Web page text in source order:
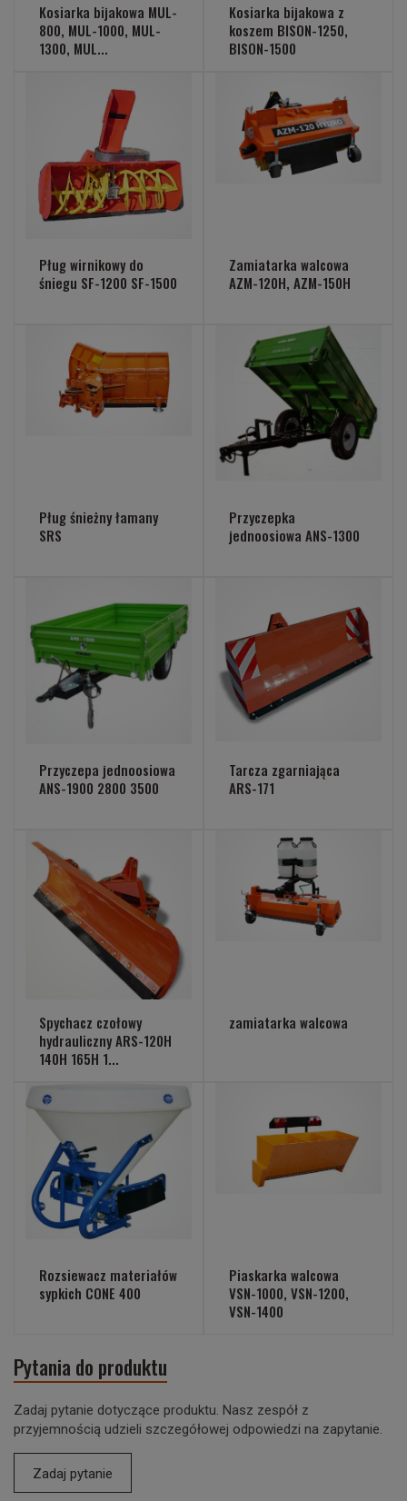
Kosiarka bijakowa MUL-
800, MUL-1000, MUL-
1300, MUL...
Kosiarka bijakowa z
koszem BISON-1250,
BISON-1500
Pług wirnikowy do
śniegu SF-1200 SF-1500
Zamiatarka walcowa
AZM-120H, AZM-150H
Pług śnieżny łamany
SRS
Przyczepka
jednoosiowa ANS-1300
Przyczepa jednoosiowa
ANS-1900 2800 3500
Tarcza zgarniająca
ARS-171
Spychacz czołowy
hydrauliczny ARS-120H
140H 165H 1...
zamiatarka walcowa
Rozsiewacz materiałów
sypkich CONE 400
Piaskarka walcowa
VSN-1000, VSN-1200,
VSN-1400
Pytania do produktu
Zadaj pytanie dotyczące produktu. Nasz zespół z
przyjemnością udzieli szczegółowej odpowiedzi na zapytanie.
Zadaj pytanie